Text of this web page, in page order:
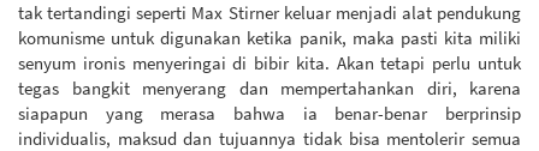
tak tertandingi seperti Max Stirner keluar menjadi alat pendukung
komunisme untuk digunakan ketika panik, maka pasti kita miliki
senyum ironis menyeringai di bibir kita. Akan tetapi perlu untuk
tegas bangkit menyerang dan mempertahankan diri, karena
siapapun yang merasa bahwa ia benar-benar berprinsip
individualis, maksud dan tujuannya tidak bisa mentolerir semua